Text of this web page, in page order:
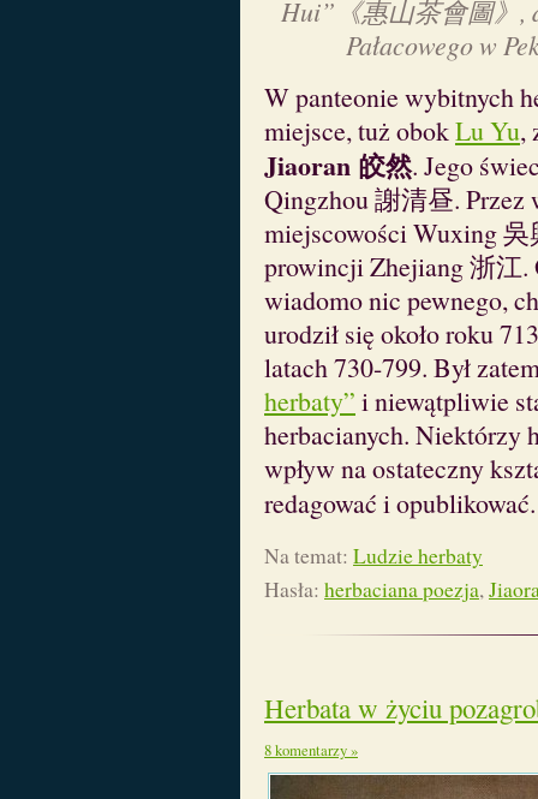
Hui”《惠山茶會圖》,
Pałacowego w
W panteonie wybitnych
miejsce, tuż obokLu Yu,
Jiaoran 皎然. Jego
Qingzhou 謝清昼. Przez
miejscowości Wuxing
prowincji Zhejiang 浙江.
wiadomo nic pewnego,
urodził się około roku
latach 730-799. Był
herbaty” i niewątpliwie
herbacianych. Niektórzy
wpływ na ostateczny
redagować i
Na temat: Ludzie herbaty
Hasła: herbaciana poezja,
Herbata w życiu
8 komentarzy »